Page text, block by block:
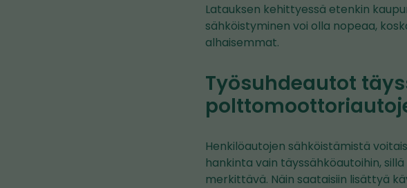
Latauksen kehittyessä etenkin
sähköistyminen voi olla nopeaa,
alhaisemmat.
Työsuhdeautot
Henkilöautojen sähköistämistä
hankinta vain täyssähköautoihin,
merkittävä. Näin saataisiin lisättyä